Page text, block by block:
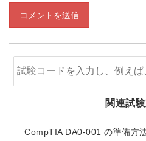
コメントを送信
関連試
CompTIA DA0-001 の準備方